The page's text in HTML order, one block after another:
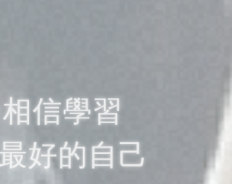
信學習
好的自己
一的問卷
麼做答